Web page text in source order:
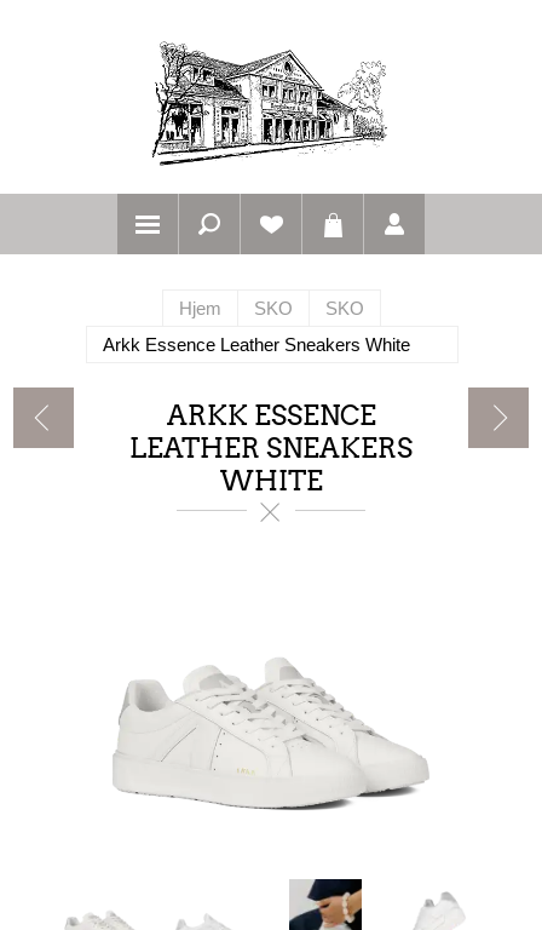
Hjem SKO
SKO
Arkk Essence Leather Sneakers White
ARKK ESSENCE
LEATHER SNEAKERS
WHITE